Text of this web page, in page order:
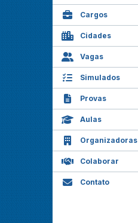
Cargos
Cidades
Vagas
Simulados
Provas
Aulas
Organizadoras
Colaborar
Contato